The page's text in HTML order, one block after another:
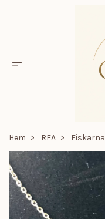
Hem REA Fiskarna